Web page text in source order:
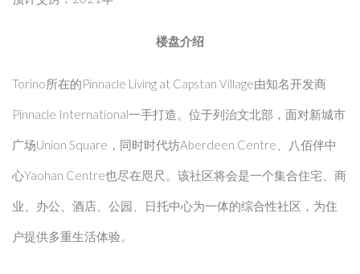
楼盘介绍
Torino所在的Pinnacle Living at Capstan Village由知名开发商
Pinnacle International一手打造。位于列治文北部，面对新城市
广场Union Square，同时时代坊Aberdeen Centre、八佰伴中
心Yaohan Centre也尽在咫尺。该社区将会是一个集合住宅、商
业、办公、酒店、公园、日托中心为一体的综合性社区，为住
户提供多重生活体验。